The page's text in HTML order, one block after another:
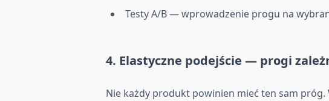
Testy A/B — wprowadzenie progu na
4. Elastyczne podejście — progi
Nie każdy produkt powinien mieć ten sam